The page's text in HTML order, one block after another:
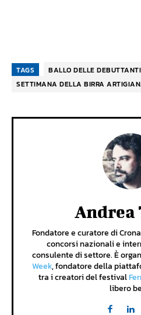
TAGS BALLO DELLE DEBUTTANTI
SETTIMANA DELLA BIRRA
Andrea
Fondatore e curatore di
concorsi nazionali e
consulente di settore. È
Week, fondatore della
tra i creatori del festival
libero